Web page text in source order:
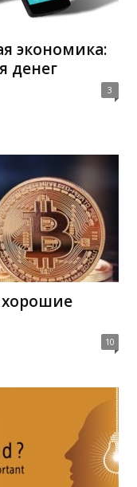
экономика:
денег
3
10